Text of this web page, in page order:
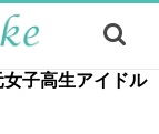
子高生アイドル